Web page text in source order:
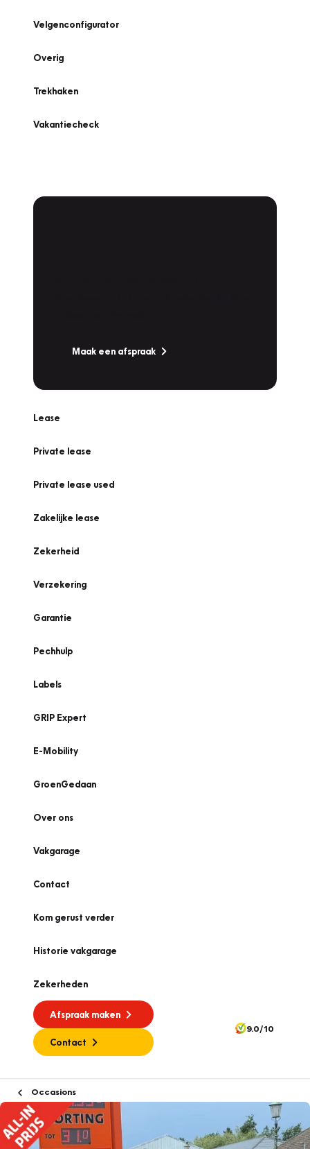
Velgenconfigurator
Overig
Trekhaken
Vakantiecheck
Maak een afspraak
Lease
Private lease
Private lease used
Zakelijke lease
Zekerheid
Verzekering
Garantie
Pechhulp
Labels
GRIP Expert
E-Mobility
GroenGedaan
Over ons
Vakgarage
Contact
Kom gerust verder
Historie vakgarage
Zekerheden
Afspraak maken
Contact
9.0/10
Occasions